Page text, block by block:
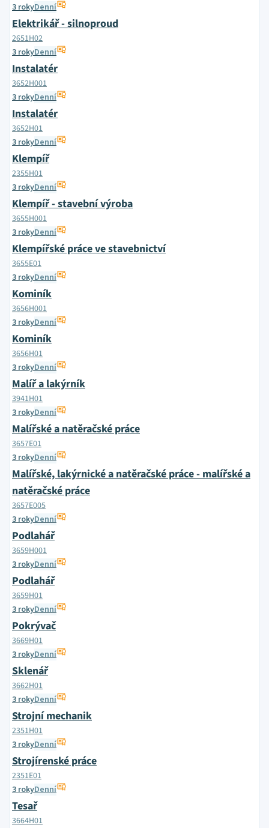
3 rokyDenní
Elektrikář - silnoproud
2651H02
3 rokyDenní
Instalatér
3652H001
3 rokyDenní
Instalatér
3652H01
3 rokyDenní
Klempíř
2355H01
3 rokyDenní
Klempíř - stavební výroba
3655H001
3 rokyDenní
Klempířské práce ve stavebnictví
3655E01
3 rokyDenní
Kominík
3656H001
3 rokyDenní
Kominík
3656H01
3 rokyDenní
Malíř a lakýrník
3941H01
3 rokyDenní
Malířské a natěračské práce
3657E01
3 rokyDenní
Malířské, lakýrnické a natěračské práce - malířské a
natěračské práce
3657E005
3 rokyDenní
Podlahář
3659H001
3 rokyDenní
Podlahář
3659H01
3 rokyDenní
Pokrývač
3669H01
3 rokyDenní
Sklenář
3662H01
3 rokyDenní
Strojní mechanik
2351H01
3 rokyDenní
Strojírenské práce
2351E01
3 rokyDenní
Tesař
3664H01